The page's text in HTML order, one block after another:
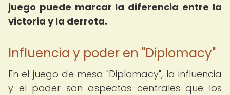
juego puede marcar la diferencia entre la
victoria y la derrota.
Influencia y poder en "Diplomacy"
En el juego de mesa "Diplomacy", la influencia
y el poder son aspectos centrales que los